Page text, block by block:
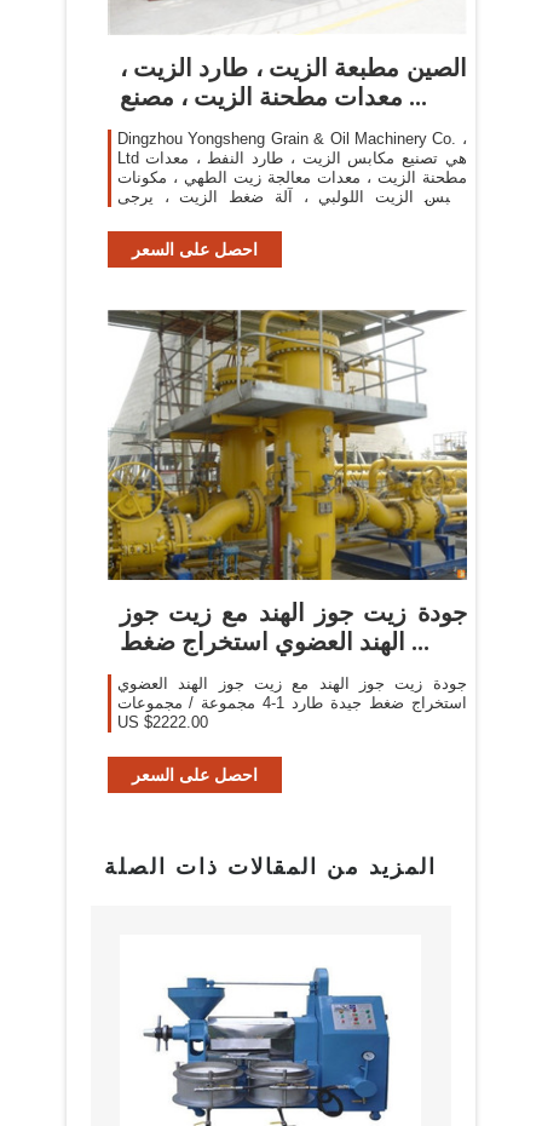
الصين مطبعة الزيت ، طارد الزيت ،
معدات مطحنة الزيت ، مصنع ...
Dingzhou Yongsheng Grain & Oil Machinery Co. ،
Ltd هي تصنيع مكابس الزيت ، طارد النفط ، معدات
مطحنة الزيت ، معدات معالجة زيت الطهي ، مكونات
مكبس الزيت اللولبي ، آلة ضغط الزيت ، يرجى
احصل على السعر
جودة زيت جوز الهند مع زيت جوز
الهند العضوي استخراج ضغط ...
جودة زيت جوز الهند مع زيت جوز الهند العضوي
استخراج ضغط جيدة طارد 1-4 مجموعة / مجموعات
US $2222.00
احصل على السعر
المزيد من المقالات ذات الصلة